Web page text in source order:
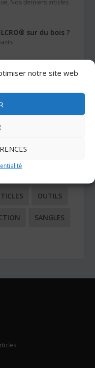
notre site web
, Nos derniers articles
sur du bois ?
et X25
OUTILS
SANGLES